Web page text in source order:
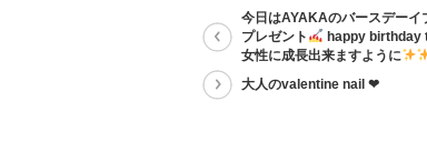
今日はAYAKAのバースデーイ
プレゼント
happy birthday
女性に成長出来ますように
大人のvalentine nail ❤︎